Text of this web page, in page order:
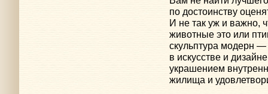
по достоинству
И не так уж и важно,
животные это или
скульптура модерн
в искусстве и
украшением
жилища и